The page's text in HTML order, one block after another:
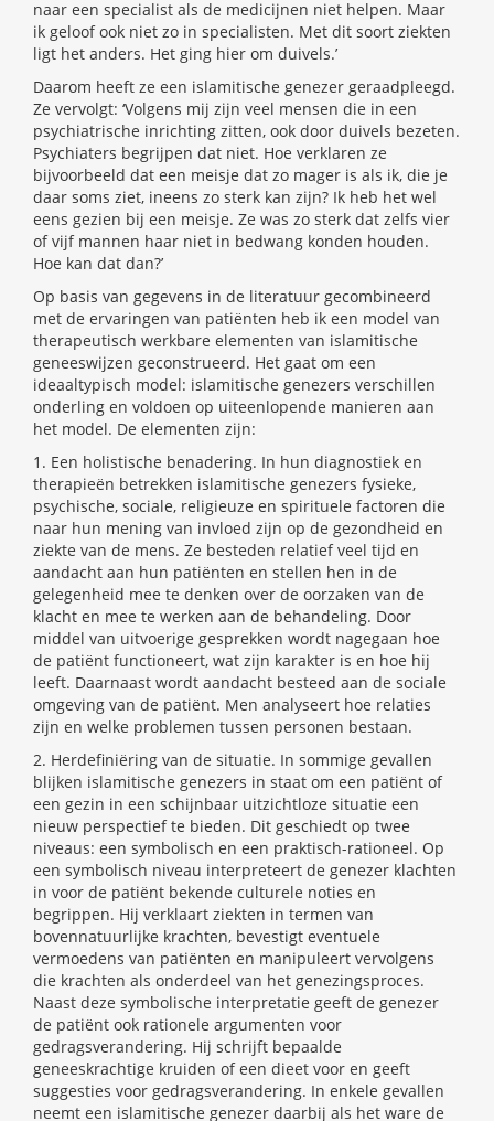
naar een specialist als de medicijnen niet helpen. Maar
ik geloof ook niet zo in specialisten. Met dit soort ziekten
ligt het anders. Het ging hier om duivels.’
Daarom heeft ze een islamitische genezer geraadpleegd.
Ze vervolgt: ‘Volgens mij zijn veel mensen die in een
psychiatrische inrichting zitten, ook door duivels bezeten.
Psychiaters begrijpen dat niet. Hoe verklaren ze
bijvoorbeeld dat een meisje dat zo mager is als ik, die je
daar soms ziet, ineens zo sterk kan zijn? Ik heb het wel
eens gezien bij een meisje. Ze was zo sterk dat zelfs vier
of vijf mannen haar niet in bedwang konden houden.
Hoe kan dat dan?’
Op basis van gegevens in de literatuur gecombineerd
met de ervaringen van patiënten heb ik een model van
therapeutisch werkbare elementen van islamitische
geneeswijzen geconstrueerd. Het gaat om een
ideaaltypisch model: islamitische genezers verschillen
onderling en voldoen op uiteenlopende manieren aan
het model. De elementen zijn:
1. Een holistische benadering. In hun diagnostiek en
therapieën betrekken islamitische genezers fysieke,
psychische, sociale, religieuze en spirituele factoren die
naar hun mening van invloed zijn op de gezondheid en
ziekte van de mens. Ze besteden relatief veel tijd en
aandacht aan hun patiënten en stellen hen in de
gelegenheid mee te denken over de oorzaken van de
klacht en mee te werken aan de behandeling. Door
middel van uitvoerige gesprekken wordt nagegaan hoe
de patiënt functioneert, wat zijn karakter is en hoe hij
leeft. Daarnaast wordt aandacht besteed aan de sociale
omgeving van de patiënt. Men analyseert hoe relaties
zijn en welke problemen tussen personen bestaan.
2. Herdefiniëring van de situatie. In sommige gevallen
blijken islamitische genezers in staat om een patiënt of
een gezin in een schijnbaar uitzichtloze situatie een
nieuw perspectief te bieden. Dit geschiedt op twee
niveaus: een symbolisch en een praktisch-rationeel. Op
een symbolisch niveau interpreteert de genezer klachten
in voor de patiënt bekende culturele noties en
begrippen. Hij verklaart ziekten in termen van
bovennatuurlijke krachten, bevestigt eventuele
vermoedens van patiënten en manipuleert vervolgens
die krachten als onderdeel van het genezingsproces.
Naast deze symbolische interpretatie geeft de genezer
de patiënt ook rationele argumenten voor
gedragsverandering. Hij schrijft bepaalde
geneeskrachtige kruiden of een dieet voor en geeft
suggesties voor gedragsverandering. In enkele gevallen
neemt een islamitische genezer daarbij als het ware de